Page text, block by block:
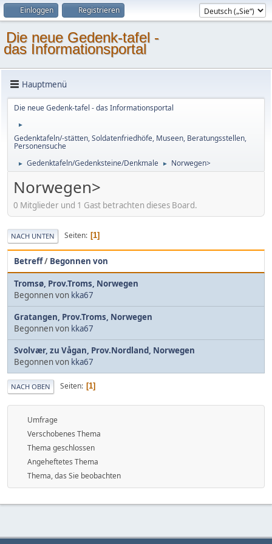
Einloggen Registrieren
Die neue Gedenk-tafel -
das Informationsportal
Hauptmenü
Die neue Gedenk-tafel - das Informationsportal
►
Gedenktafeln/-stätten, Soldatenfriedhöfe, Museen, Beratungsstellen,
Personensuche
► Gedenktafeln/Gedenksteine/Denkmale ► Norwegen>
Norwegen>
0 Mitglieder und 1 Gast betrachten dieses Board.
NACH UNTEN Seiten 1
Betreff/ Begonnen von
Tromsø, Prov.Troms, Norwegen
Begonnen von kka67
Gratangen, Prov.Troms, Norwegen
Begonnen von kka67
Svolvær, zu Vågan, Prov.Nordland, Norwegen
Begonnen von kka67
NACH OBEN Seiten 1
Umfrage
Verschobenes Thema
Thema geschlossen
Angeheftetes Thema
Thema, das Sie beobachten